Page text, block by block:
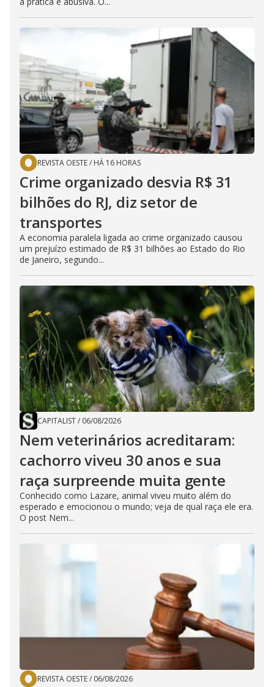
REVISTA OESTE/ HÁ 16 HORAS
Crime organizado desvia R$ 31
bilhões do RJ, diz setor de
transportes
A economia paralela ligada ao crime organizado causou
um prejuízo estimado de R$ 31 bilhões ao Estado do Rio
de Janeiro, segundo...
CAPITALIST/ 06/08/2026
Nem veterinários acreditaram:
cachorro viveu 30 anos e sua
raça surpreende muita gente
Conhecido como Lazare, animal viveu muito além do
esperado e emocionou o mundo; veja de qual raça ele era.
O post Nem...
REVISTA OESTE/ 06/08/2026